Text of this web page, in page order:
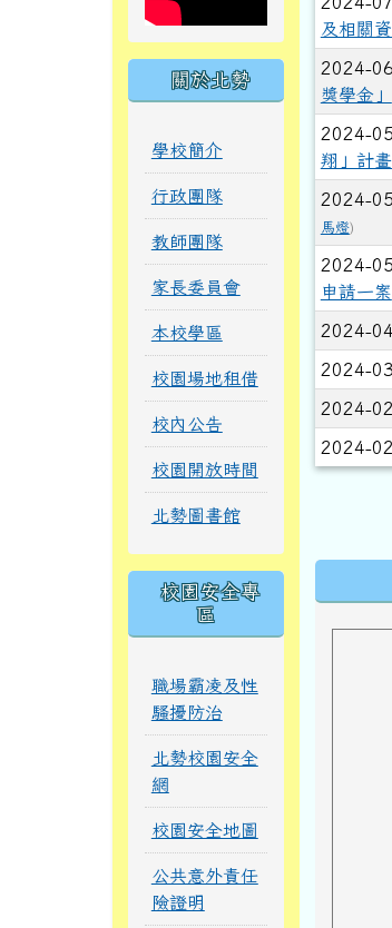
關於北勢
學校簡介
行政團隊
教師團隊
家長委員會
本校學區
校園場地租借
校內公告
校園開放時間
北勢圖書館
校園安全專
區
職場霸凌及性
騷擾防治
北勢校園安全
網
校園安全地圖
公共意外責任
險證明
及相關
2024-
獎學金」
2024-
翔」計
2024-
馬燈)
2024-
申請一案
2024-
2024-
2024-
2024-